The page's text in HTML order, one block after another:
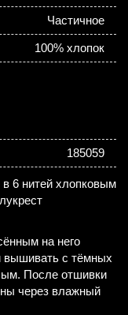
Частичное
100% хлопок
185059
6 нитей хлопковым
на него
вышивать с тёмных
После отшивки
через влажный